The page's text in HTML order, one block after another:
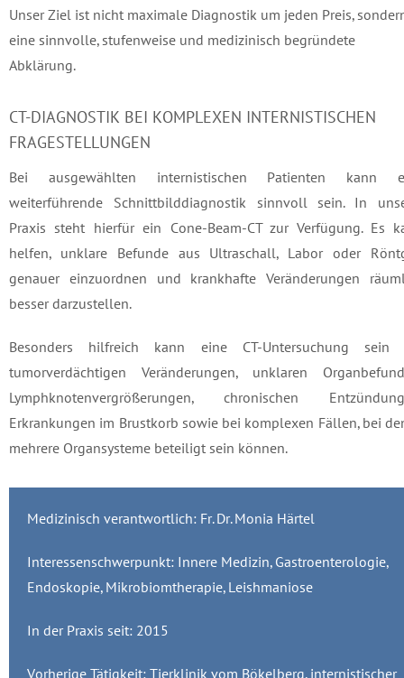
Unser Ziel ist nicht maximale Diagnostik um jeden Preis,
eine sinnvolle, stufenweise und medizinisch begründete
Abklärung.
CT-DIAGNOSTIK BEI KOMPLEXEN INTERNISTISCHEN
FRAGESTELLUNGEN
Bei ausgewählten internistischen Patienten kann
weiterführende Schnittbilddiagnostik sinnvoll sein. In
Praxis steht hierfür ein Cone-Beam-CT zur Verfügung. Es
helfen, unklare Befunde aus Ultraschall, Labor oder
genauer einzuordnen und krankhafte Veränderungen
besser darzustellen.
Besonders hilfreich kann eine CT-Untersuchung sein
tumorverdächtigen Veränderungen, unklaren
Lymphknotenvergrößerungen, chronischen
Erkrankungen im Brustkorb sowie bei komplexen Fällen, bei
mehrere Organsysteme beteiligt sein können.
Medizinisch verantwortlich: Fr. Dr. Monia Härtel
Interessenschwerpunkt: Innere Medizin, Gastroenterologie,
Endoskopie, Mikrobiomtherapie, Leishmaniose
In der Praxis seit: 2015
Vorherige Tätigkeit: Tierklinik vom Bökelberg, internistischer